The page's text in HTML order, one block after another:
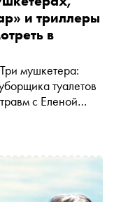
и триллеры
в
мушкетера:
туалетов
с Еленой